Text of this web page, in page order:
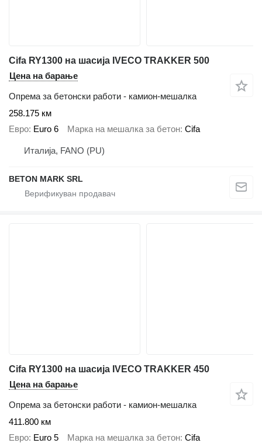
Cifa RY1300 на шасија IVECO TRAKKER 500
Цена на барање
Опрема за бетонски работи - камион-мешалка
258.175 км
Евро Euro 6 Марка на мешалка за бетон Cifa
Италија, FANO (PU)
BETON MARK SRL
Cifa RY1300 на шасија IVECO TRAKKER 450
Цена на барање
Опрема за бетонски работи - камион-мешалка
411.800 км
Евро Euro 5 Марка на мешалка за бетон Cifa